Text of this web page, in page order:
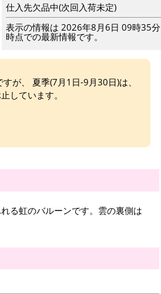
仕入先欠品中(次回入荷未定)
表示の情報は 2026年8月6日 09時35分
時点での最新情報です。
が、 夏季(7月1日-9月30日)は、
しています。
る虹のバルーンです。雲の裏側は